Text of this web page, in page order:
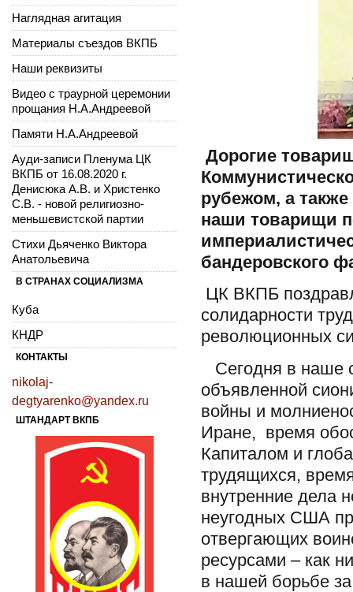
Дорогие
рубежом, а
наши товарищи
бандеровского
ЦК ВКПБ
солидарности
революционных
Сегодня в наше
объявленной
войны и
Иране, время
Капиталом и
трудящихся,
внутренние дела
неугодных США
отвергающих
ресурсами – как
в нашей борьбе
Наглядная агитация
Материалы съездов ВКПБ
Наши реквизиты
Видео с траурной церемонии
прощания Н.А.Андреевой
Памяти Н.А.Андреевой
Ауди-записи Пленума ЦК
ВКПБ от 16.08.2020 г.
Денисюка А.В. и Христенко
С.В. - новой религиозно-
меньшевистской партии
Стихи Дьяченко Виктора
Анатольевича
В СТРАНАХ СОЦИАЛИЗМА
Куба
КНДР
КОНТАКТЫ
nikolaj-
degtyarenko@yandex.ru
ШТАНДАРТ ВКПБ